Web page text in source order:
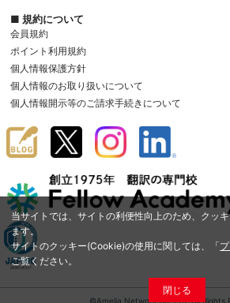
当サイトでは、サイトの利便性向上のため、クッ
ます。
サイトのクッキー(Cookie)の使用に関しては、「
ご覧ください。
閉じる
■ 規約について
会員規約
ポイント利用規約
個人情報保護方針
個人情報のお取り扱いについて
個人情報開示等のご請求手続きについて
©Amelia Network Co.,Ltd. All Rights